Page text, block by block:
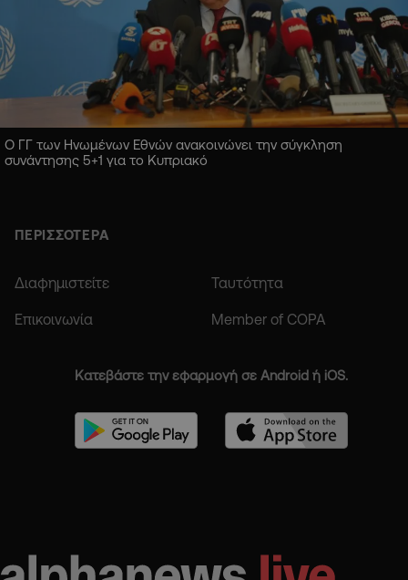
Ο ΓΓ των Ηνωμένων Εθνών ανακοινώνει την σύγκληση
συνάντησης 5+1 για το Κυπριακό
ΠΕΡΙΣΣΟΤΕΡΑ
Διαφημιστείτε Ταυτότητα
Επικοινωνία Member of COPA
Κατεβάστε την εφαρμογή σε Android ή iOS.